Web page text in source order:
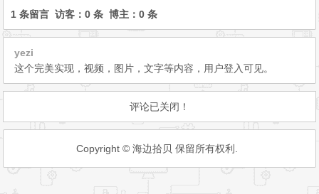
1 条留言 访客：0 条 博主：0 条
yezi
这个完美实现，视频，图片，文字等内容，用户登入可见。
评论已关闭！
Copyright © 海边拾贝 保留所有权利.